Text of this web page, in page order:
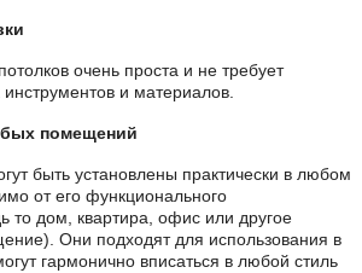
очень проста и не требует
и материалов.
помещений
быть установлены практически в любом
от его функционального
то дом, квартира, офис или другое
Они подходят для использования в
гармонично вписаться в любой стиль